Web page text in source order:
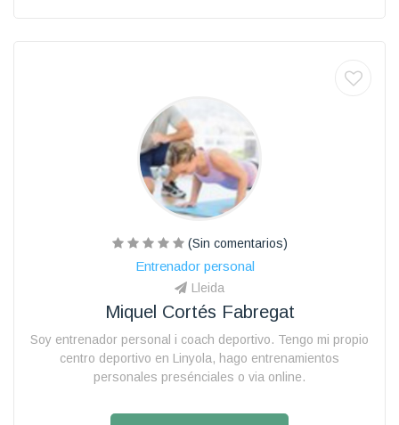
(Sin comentarios)
Entrenador personal
Lleida
Miquel Cortés Fabregat
Soy entrenador personal i coach deportivo. Tengo mi propio
centro deportivo en Linyola, hago entrenamientos
personales presénciales o via online.